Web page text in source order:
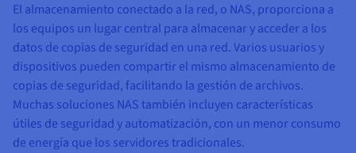
El almacenamiento conectado a la red, o NAS, proporciona a
los equipos un lugar central para almacenar y acceder a los
datos de copias de seguridad en una red. Varios usuarios y
dispositivos pueden compartir el mismo almacenamiento de
copias de seguridad, facilitando la gestión de archivos.
Muchas soluciones NAS también incluyen características
útiles de seguridad y automatización, con un menor consumo
de energía que los servidores tradicionales.